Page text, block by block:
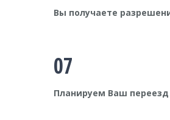
Вы получаете
07
Планируем Ваш переезд